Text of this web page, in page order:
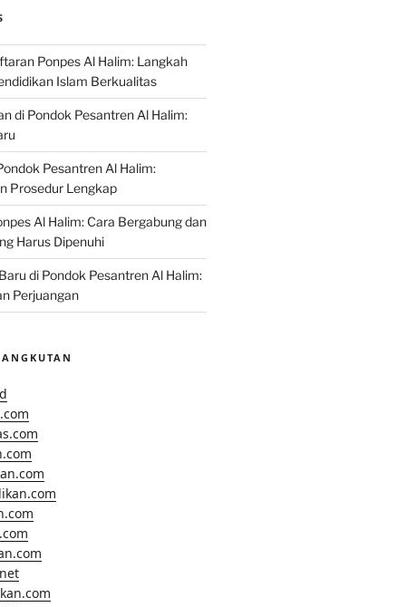
Ponpes Al Halim: Langkah
Islam Berkualitas
di Pondok Pesantren Al Halim:
Pesantren Al Halim:
Prosedur Lengkap
Al Halim: Cara Bergabung dan
Harus Dipenuhi
di Pondok Pesantren Al Halim:
Perjuangan